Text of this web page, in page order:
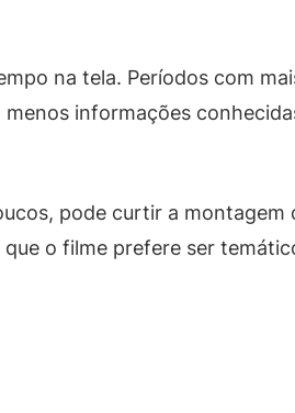
na tela. Períodos com
informações
pode curtir a montagem
o filme prefere ser